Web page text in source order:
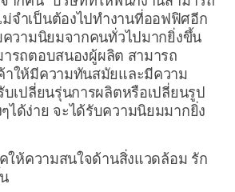
จำเป็นต้องไปทำงานที่ออฟฟิศอีก
วามนิยมจากคนทั่วไปมากยิ่งขึ้น
รถตอบสนองผู้ผลิต สามารถ
ให้มีความทันสมัยและมีความ
เปลี่ยนรุ่นการผลิตหรือเปลี่ยนรูป
ด้ง่าย จะได้รับความนิยมมากยิ่ง
ให้ความสนใจด้านสิ่งแวดล้อม รัก